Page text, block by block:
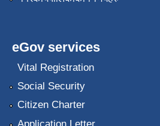
eGov services
Vital Registration
Social Security
Citizen Charter